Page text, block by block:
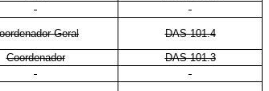
Geral
DAS 101.4
Coordenador DAS 101.3